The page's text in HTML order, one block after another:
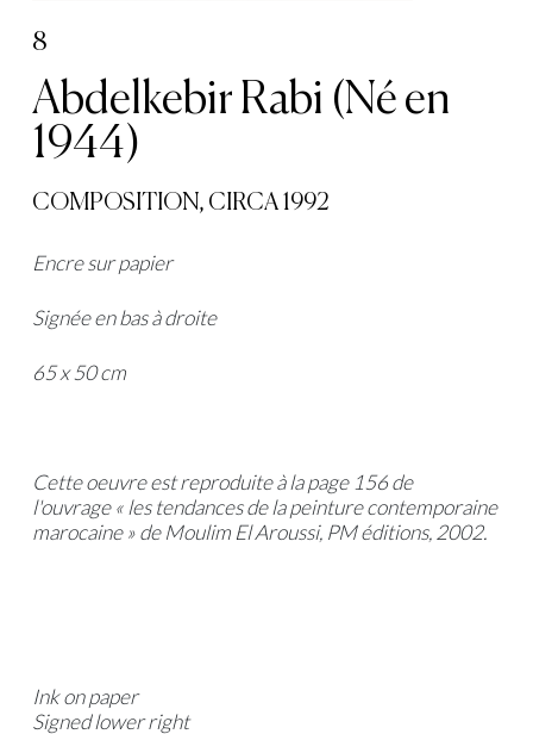
8
Abdelkebir Rabi (Né en
1944)
COMPOSITION, CIRCA 1992
Encre sur papier
Signée en bas à droite
65 x 50 cm
Cette oeuvre est reproduite à la page 156 de
l'ouvrage « les tendances de la peinture contemporaine
marocaine » de Moulim El Aroussi, PM éditions, 2002.
Ink on paper
Signed lower right